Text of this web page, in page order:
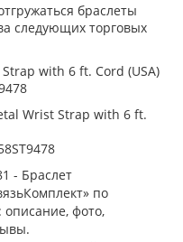
браслеты
следующих торговых
with 6 ft. Cord (USA)
Wrist Strap with 6 ft.
- Браслет
по
описание, фото,